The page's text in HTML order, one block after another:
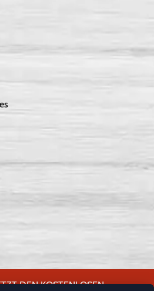
DEN KOSTENLOSEN